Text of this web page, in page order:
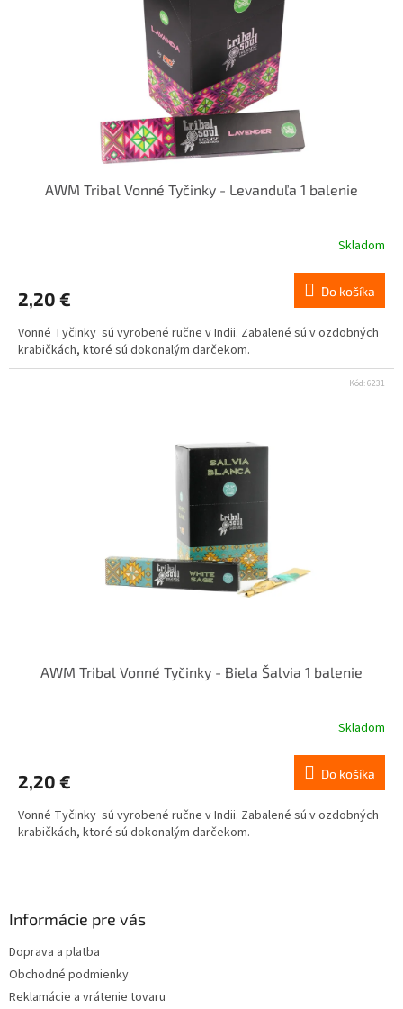
AWM Tribal Vonné Tyčinky - Levanduľa 1 balenie
Skladom
2,20 € Do košíka
Vonné Tyčinky sú vyrobené ručne v Indii. Zabalené sú v ozdobných
krabičkách, ktoré sú dokonalým darčekom.
AWM Tribal Vonné Tyčinky - Biela Šalvia 1 balenie
Skladom
2,20 € Do košíka
Vonné Tyčinky sú vyrobené ručne v Indii. Zabalené sú v ozdobných
krabičkách, ktoré sú dokonalým darčekom.
Kód:6231
Informácie pre vás
Doprava a platba
Obchodné podmienky
Reklamácie a vrátenie tovaru